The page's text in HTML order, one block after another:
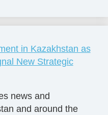
in Kazakhstan as
New Strategic
news and
and around the